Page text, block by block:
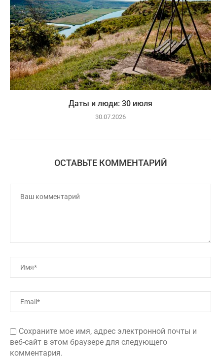
Даты и люди: 30 июля
30.07.2026
ОСТАВЬТЕ КОММЕНТАРИЙ
Сохраните мое имя, адрес электронной почты и
веб-сайт в этом браузере для следующего
комментария.